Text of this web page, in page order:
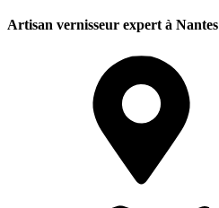
Artisan vernisseur expert à Nantes